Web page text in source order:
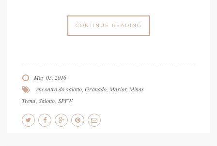
CONTINUE READING
May 05, 2016
encontro do salotto ,Granado Maxior, Minas
Trend, Salotto SPFW